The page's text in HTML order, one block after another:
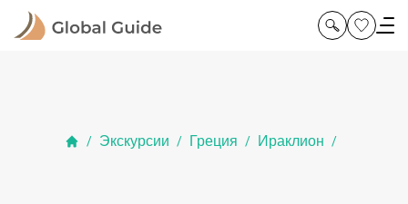
/ Экскурсии / Греция / Ираклион /